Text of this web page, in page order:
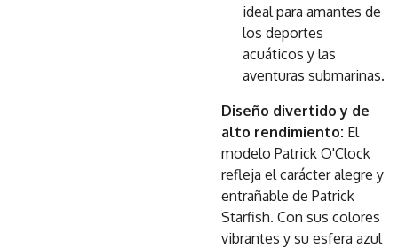
ideal para amantes de
los deportes
acuáticos y las
aventuras submarinas.
Diseño divertido y de
alto rendimiento: El
modelo Patrick O'Clock
refleja el carácter alegre y
entrañable de Patrick
Starfish. Con sus colores
vibrantes y su esfera azul